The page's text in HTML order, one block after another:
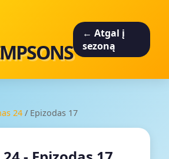
← Atgal į
sezoną
24 / Epizodas 17